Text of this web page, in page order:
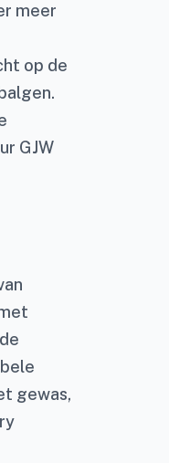
meer
op de
GJW
gewas,